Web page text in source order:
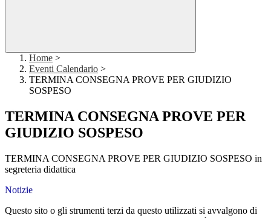
Home >
Eventi Calendario >
TERMINA CONSEGNA PROVE PER GIUDIZIO
SOSPESO
TERMINA CONSEGNA PROVE PER
GIUDIZIO SOSPESO
TERMINA CONSEGNA PROVE PER GIUDIZIO SOSPESO in
segreteria didattica
Notizie
Questo sito o gli strumenti terzi da questo utilizzati si avvalgono di